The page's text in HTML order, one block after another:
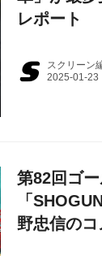
レポート
スクリーン
第82回ゴ
「
野忠信の